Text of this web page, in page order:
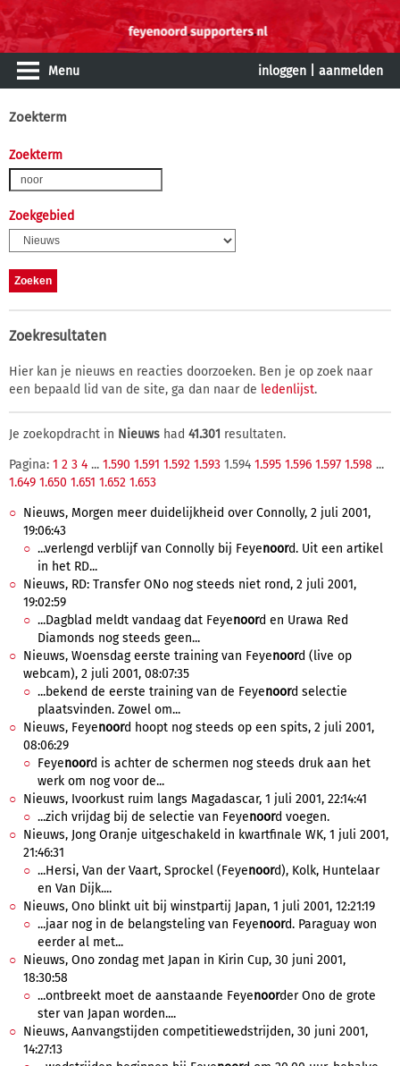
Menu inloggen aanmelden
Zoekterm
Zoekterm
Zoekgebied
Zoekresultaten
Hier kan je nieuws en reacties doorzoeken. Ben je op zoek naar
een bepaald lid van de site, ga dan naar de ledenlijst.
Je zoekopdracht in Nieuws had 41.301 resultaten.
Pagina: 1 2 3 4 ... 1.590 1.591 1.592 1.593 1.594 1.595 1.596 1.597 1.598 ...
1.649 1.650 1.651 1.652 1.653
Nieuws, Morgen meer duidelijkheid over Connolly, 2 juli 2001,
19:06:43
...verlengd verblijf van Connolly bij Feyenoord. Uit een artikel
in het RD...
Nieuws, RD: Transfer ONo nog steeds niet rond, 2 juli 2001,
19:02:59
...Dagblad meldt vandaag dat Feyenoord en Urawa Red
Diamonds nog steeds geen...
Nieuws, Woensdag eerste training van Feyenoord (live op
webcam), 2 juli 2001, 08:07:35
...bekend de eerste training van de Feyenoord selectie
plaatsvinden. Zowel om...
Nieuws, Feyenoord hoopt nog steeds op een spits, 2 juli 2001,
08:06:29
Feyenoord is achter de schermen nog steeds druk aan het
werk om nog voor de...
Nieuws, Ivoorkust ruim langs Magadascar, 1 juli 2001, 22:14:41
...zich vrijdag bij de selectie van Feyenoord voegen.
Nieuws, Jong Oranje uitgeschakeld in kwartfinale WK, 1 juli 2001,
21:46:31
...Hersi, Van der Vaart, Sprockel (Feyenoord), Kolk, Huntelaar
en Van Dijk....
Nieuws, Ono blinkt uit bij winstpartij Japan, 1 juli 2001, 12:21:19
...jaar nog in de belangsteling van Feyenoord. Paraguay won
eerder al met...
Nieuws, Ono zondag met Japan in Kirin Cup, 30 juni 2001,
18:30:58
...ontbreekt moet de aanstaande Feyenoorder Ono de grote
ster van Japan worden....
Nieuws, Aanvangstijden competitiewedstrijden, 30 juni 2001,
14:27:13